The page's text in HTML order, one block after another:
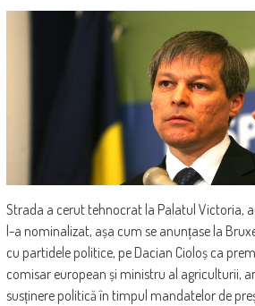
Strada a cerut tehnocrat la Palatul Victoria,
l-a nominalizat, așa cum se anunțase la
cu partidele politice, pe Dacian Cioloș ca
comisar european și ministru al agriculturii,
susținere politică în timpul mandatelor de